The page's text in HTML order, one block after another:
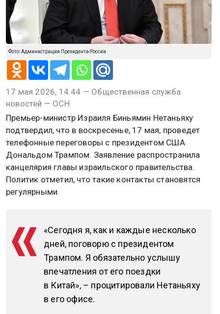
Фото: Администрация Президента России
17 мая 2026, 14:44 — Общественная служба
новостей — ОСН
Премьер-министр Израиля Биньямин Нетаньяху
подтвердил, что в воскресенье, 17 мая, проведет
телефонные переговоры с президентом США
Дональдом Трампом. Заявление распространила
канцелярия главы израильского правительства.
Политик отметил, что такие контакты становятся
регулярными.
«Сегодня я, как и каждые несколько
дней, поговорю с президентом
Трампом. Я обязательно услышу
впечатления от его поездки
в Китай», – процитировали Нетаньяху
в его офисе.